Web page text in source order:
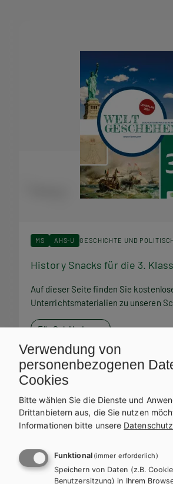
MS AHS-U GESCHICHTE UND
History Snacks für die 3.
Auf dieser Seite finden Sie
Unterrichtsmaterialien zu unseren
Für SchülerInnen
Service
zur Verfügung.
Verwendung von
personenbezogenen
Cookies
Bitte wählen Sie die Dienste und
Drittanbietern aus, die Sie nutzen
Informationen bitte unsere
Funktional (immer erforderlich)
Speichern von Daten (z.B.
Benutzersitzung) in Ihrem